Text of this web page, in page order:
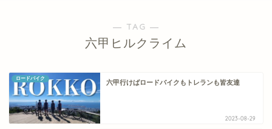
― TAG ―
六甲ヒルクライム
ロードバイク
六甲行けばロードバイクもトレランも皆友達
2023-08-29